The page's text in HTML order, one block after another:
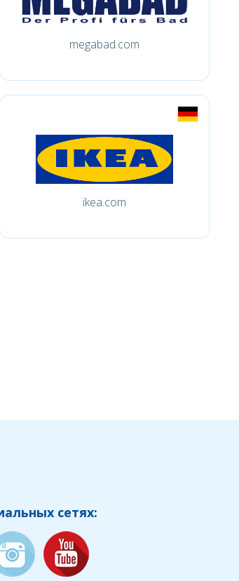
megabad.com
ikea.com
сетях: